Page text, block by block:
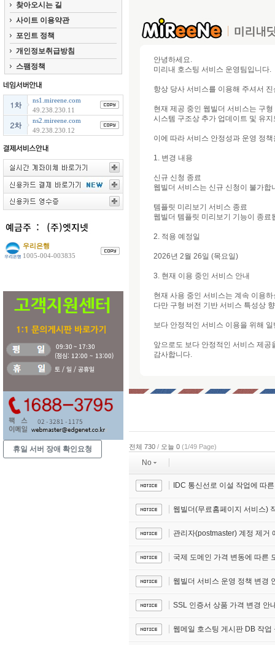
찾아오시는 길
사이트 이용약관
포인트 정책
개인정보취급방침
스팸정책
ns1.mireene.com
49.238.230.11
ns2.mireene.com
49.238.230.12
우리은행
1005-004-003835
휴일 서버 장애 확인요청
안녕하세요.
미리내 호스팅 서비스 운영팀입니다.
항상 당사 서비스를 이용해 주셔서
현재 제공 중인 웹빌더 서비스는 구
시스템 구조상 추가 업데이트 및 유
이에 따라 서비스 안정성과 운영 정
1. 변경 내용
신규 신청 종료
웹빌더 서비스는 신규 신청이 불가합
템플릿 미리보기 서비스 종료
웹빌더 템플릿 미리보기 기능이 종료
2. 적용 예정일
2026년 2월 26일 (목요일)
3. 현재 이용 중인 서비스 안내
현재 사용 중인 서비스는 계속 이용
다만 구형 버전 기반 서비스 특성상
보다 안정적인 서비스 이용을 위해
앞으로도 보다 안정적인 서비스 제
감사합니다.
전체 730 / 오늘 0 (1/49 Page)
No
IDC 통신선로 이설 작업에 따
웹빌더(무료홈페이지 서비스)
관리자(postmaster) 계정 제거
국제 도메인 가격 변동에 따른
웹빌더 서비스 운영 정책 변경
SSL 인증서 상품 가격 변경 안
웹메일 호스팅 게시판 DB 작업